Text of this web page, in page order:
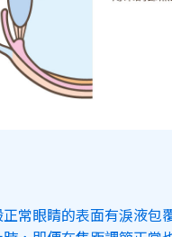
常眼睛的表面有淚液包